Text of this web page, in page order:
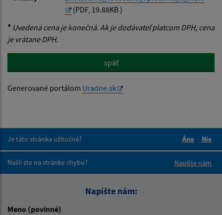
(PDF, 19.88KB )
* Uvedená cena je konečná. Ak je dodávateľ platcom DPH, cena
je vrátane DPH.
späť
Generované portálom Uradne.sk
Je táto stránka užitočná?
Áno
Nie
Našli ste na stránke chybu?
Napíšte nám
Napíšte nám:
Meno (povinné)